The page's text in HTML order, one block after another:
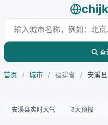
查
首页 / 城市 / 福建省 / 安溪
安溪县实时天气 3天预报